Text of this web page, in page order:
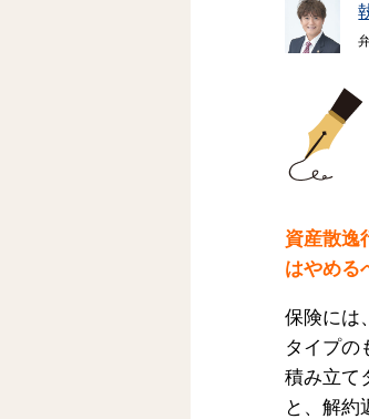
資産散逸
はやめる
保険には
タイプの
積み立て
と、解約